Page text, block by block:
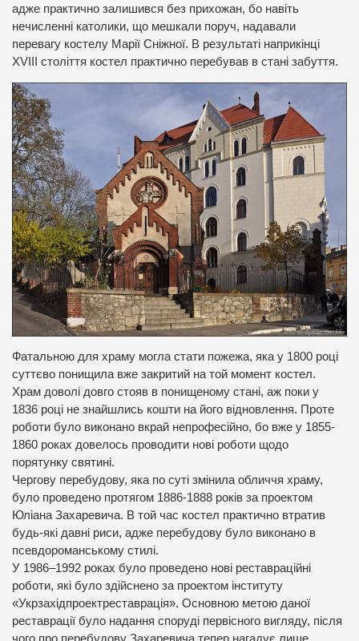
адже практично залишився без прихожан, бо навіть
нечисленні католики, що мешкали поруч, надавали
перевагу костелу Марії Сніжної. В результаті наприкінці
ХVІІІ століття костел практично перебував в стані забуття.
Фатальною для храму могла стати пожежа, яка у 1800 році
суттєво понищила вже закритий на той момент костел.
Храм доволі довго стояв в понищеному стані, аж поки у
1836 році не знайшлись кошти на його відновлення. Проте
роботи було виконано вкрай непрофесійно, бо вже у 1855-
1860 роках довелось проводити нові роботи щодо
порятунку святині.
Чергову перебудову, яка по суті змінила обличчя храму,
було проведено протягом 1886-1888 років за проектом
Юліана Захаревича. В той час костел практично втратив
будь-які давні риси, адже перебудову було виконано в
псевдороманському стилі.
У 1986–1992 роках було проведено нові реставраційні
роботи, які було здійснено за проектом інституту
«Укрзахідпроектреставрація». Основною метою даної
реставрації було надання споруді первісного вигляду, після